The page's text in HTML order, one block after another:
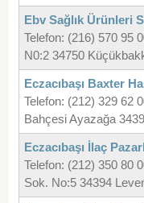
Ebv Sağlık Ürünleri
Telefon: (216) 570 95
N0:2 34750
Eczacıbaşı Baxter
Telefon: (212) 329 62
Bahçesi Ayazağa
Eczacıbaşı İlaç
Telefon: (212) 350 80
Sok. No:5 34394